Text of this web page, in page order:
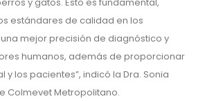
estándares de calidad en los
mejor precisión de diagnóstico y
humanos, además de proporcionar
los pacientes”, indicó la Dra. Sonia
Colmevet Metropolitano.